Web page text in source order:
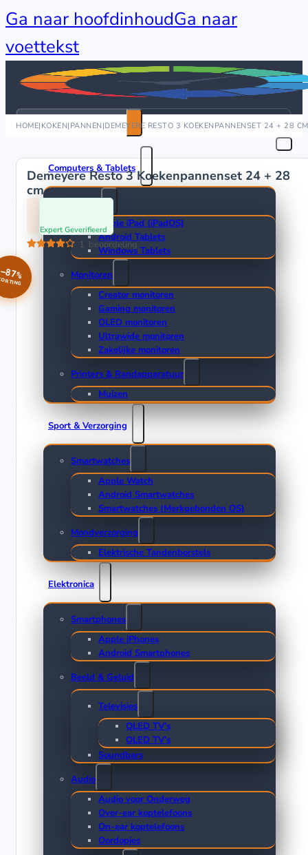
Ga naar hoofdinhoudGa naar
voettekst
Zoeken
Computers & Tablets
Apple iPad (iPadOS)
Android Tablets
Windows Tablets
Monitoren
Creator monitoren
Gaming monitoren
OLED monitoren
Ultrawide monitoren
Zakelijke monitoren
Printers & Randapparatuur
Muizen
Sport & Verzorging
Smartwatches
Apple Watch
Android Smartwatches
Smartwatches (Merkgebonden OS)
Mondverzorging
Elektrische Tandenborstels
Elektronica
Smartphones
Apple iPhones
Android Smartphones
Beeld & Geluid
Televisies
QLED TV’s
OLED TV’s
Soundbars
Audio
Audio voor Onderweg
Over-ear koptelefoons
On-ear koptelefoons
Oordopjes
HOME| KOKEN| PANNEN|DEMEYERE RESTO 3 KOEKENPANNENSET 24 + 28 CM
Demeyere Resto 3 Koekenpannenset 24 + 28
cm
Expert Geverifieerd
1 beoordeling